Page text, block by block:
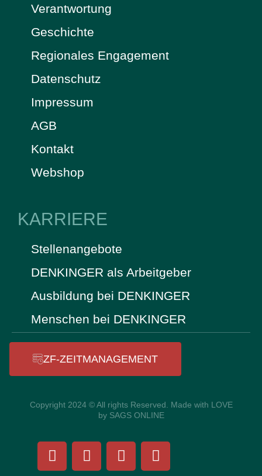
Verantwortung
Geschichte
Regionales Engagement
Datenschutz
Impressum
AGB
Kontakt
Webshop
KARRIERE
Stellenangebote
DENKINGER als Arbeitgeber
Ausbildung bei DENKINGER
Menschen bei DENKINGER
ZF-ZEITMANAGEMENT
Copyright 2024 © All rights Reserved. Made with LOVE
by SAGS ONLINE